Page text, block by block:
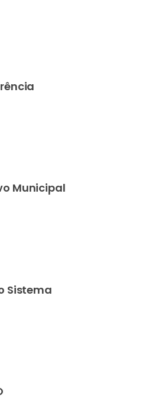
Municipal
Sistema